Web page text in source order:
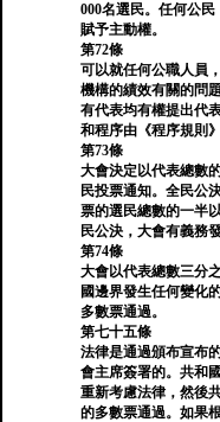
000名選民。任何公
賦予主動權。
第72條
可以就任何公職人員
機構的績效有關的問
有代表均有權提出代
和程序由《程序規則》
第73條
大會決定以代表總數
民投票通知。全民公
票的選民總數的一半
民公決，大會有義務
第74條
大會以代表總數三分
國邊界發生任何變化
多數票通過。
第七十五條
法律是通過頒布宣布
會主席簽署的。共和
重新考慮法律，然後
的多數票通過。如果